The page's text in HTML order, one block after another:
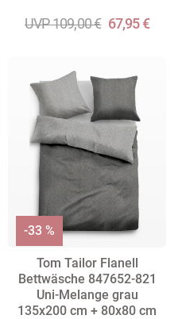
UVP 109,00 € 67,95 €
Tom Tailor Flanell
Bettwäsche 847652-821
Uni-Melange grau
135x200 cm + 80x80 cm
-33 %